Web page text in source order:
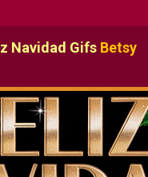
Navidad Gifs Betsy